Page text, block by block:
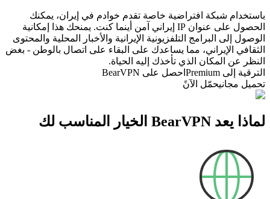
باستخدام شبكة افتراضية خاصة تقدم خوادم في إيران، يمكنك
الحصول على عنوان IP إيراني آمن أينما كنت. يمنحك هذا إمكانية
الوصول إلى البرامج التلفزيونية الإيرانية والأخبار المحلية والمحتوى
الثقافي الإيراني، مما يساعدك على البقاء على اتصال بالوطن - بغض
النظر عن المكان الذي تأخذك إليه الحياة.
الترقية إلى Premium
احصل على BearVPN
تحميل مجانيحمّل الآنً
لماذا يعد BearVPN الخيار المناسب لك